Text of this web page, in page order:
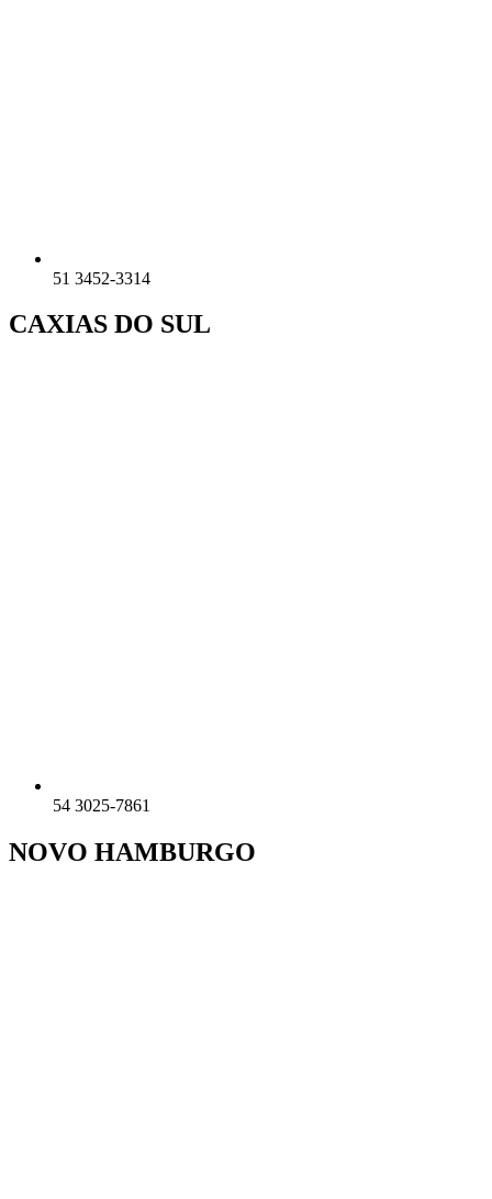
51 3452-3314
CAXIAS DO SUL
54 3025-7861
NOVO HAMBURGO